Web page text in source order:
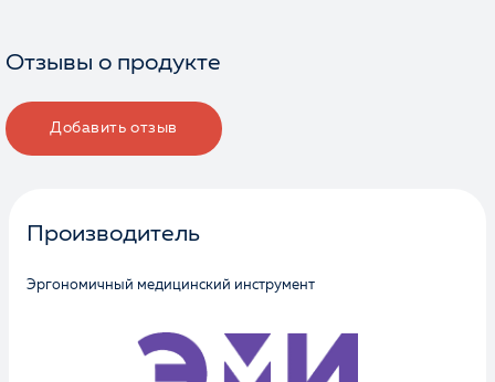
Отзывы о продукте
Добавить отзыв
Производитель
Эргономичный медицинский инструмент